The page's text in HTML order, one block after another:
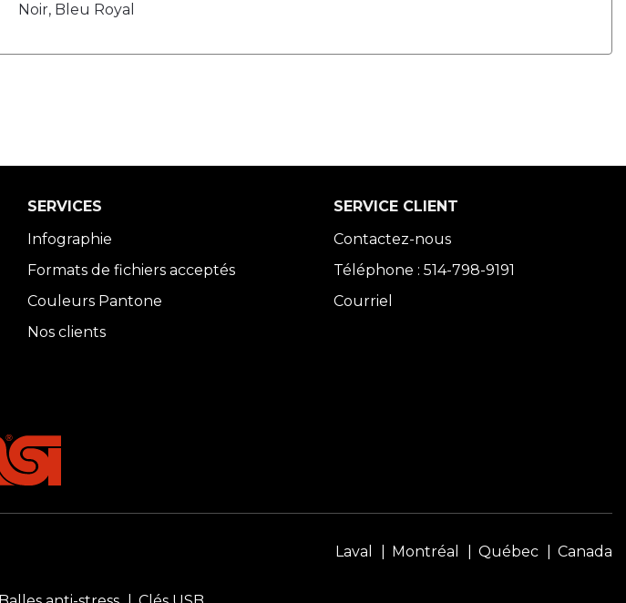
Noir, Bleu Royal
SERVICES
Infographie
Formats de fichiers acceptés
Couleurs Pantone
Nos clients
SERVICE CLIENT
Contactez-nous
Téléphone : 514-798-9191
Courriel
Laval Montréal Québec Canada